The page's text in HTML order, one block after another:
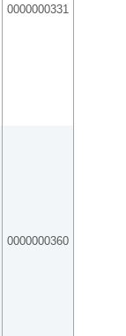
0000000331
0000000360